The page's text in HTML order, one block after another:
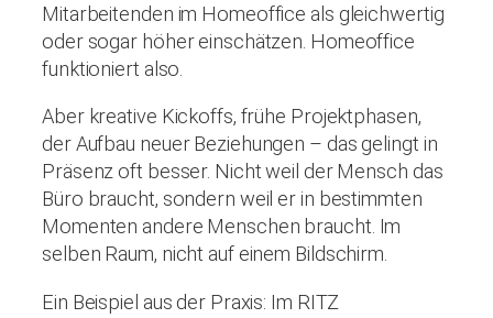
Mitarbeitenden im Homeoffice als gleichwertig
oder sogar höher einschätzen. Homeoffice
funktioniert also.
Aber kreative Kickoffs, frühe Projektphasen,
der Aufbau neuer Beziehungen – das gelingt in
Präsenz oft besser. Nicht weil der Mensch das
Büro braucht, sondern weil er in bestimmten
Momenten andere Menschen braucht. Im
selben Raum, nicht auf einem Bildschirm.
Ein Beispiel aus der Praxis: Im RITZ